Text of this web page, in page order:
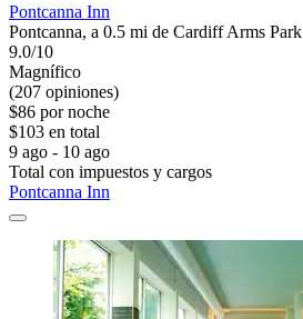
Pontcanna Inn
Pontcanna, a 0.5 mi de Cardiff Arms Park
9.0/10
Magnífico
(207 opiniones)
$86 por noche
$103 en total
9 ago - 10 ago
Total con impuestos y cargos
Pontcanna Inn